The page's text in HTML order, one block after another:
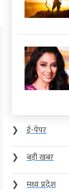
❯
ई-पेपर
❯
बड़ी खबर
❯
मध्य प्रदेश